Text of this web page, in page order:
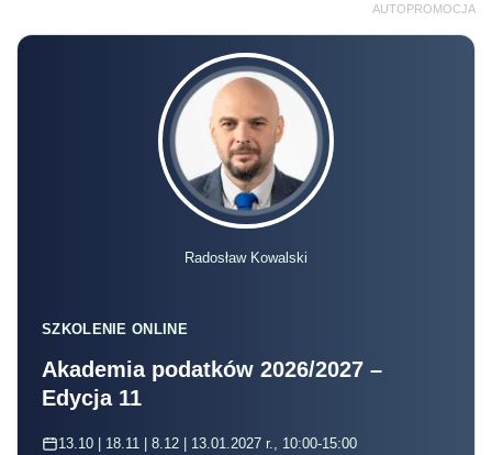
AUTOPROMOCJA
Radosław Kowalski
SZKOLENIE ONLINE
Akademia podatków 2026/2027 –
Edycja 11
13.10 | 18.11 | 8.12 | 13.01.2027 r., 10:00-15:00